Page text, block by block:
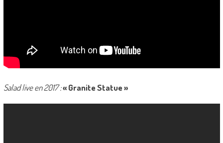
Salad live en 2017 :« Granite Statue »